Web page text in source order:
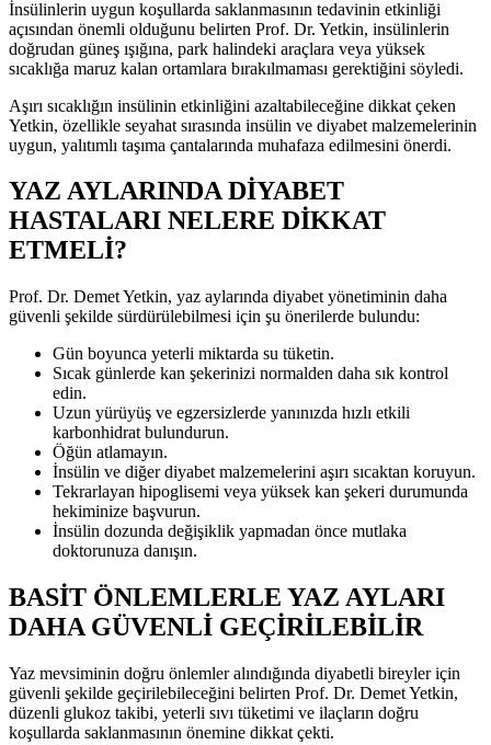
İnsülinlerin uygun koşullarda saklanmasının tedavinin etkinliği
açısından önemli olduğunu belirten Prof. Dr. Yetkin, insülinlerin
doğrudan güneş ışığına, park halindeki araçlara veya yüksek
sıcaklığa maruz kalan ortamlara bırakılmaması gerektiğini söyledi.
Aşırı sıcaklığın insülinin etkinliğini azaltabileceğine dikkat çeken
Yetkin, özellikle seyahat sırasında insülin ve diyabet malzemelerinin
uygun, yalıtımlı taşıma çantalarında muhafaza edilmesini önerdi.
YAZ AYLARINDA DİYABET
HASTALARI NELERE DİKKAT
ETMELİ?
Prof. Dr. Demet Yetkin, yaz aylarında diyabet yönetiminin daha
güvenli şekilde sürdürülebilmesi için şu önerilerde bulundu:
Gün boyunca yeterli miktarda su tüketin.
Sıcak günlerde kan şekerinizi normalden daha sık kontrol
edin.
Uzun yürüyüş ve egzersizlerde yanınızda hızlı etkili
karbonhidrat bulundurun.
Öğün atlamayın.
İnsülin ve diğer diyabet malzemelerini aşırı sıcaktan koruyun.
Tekrarlayan hipoglisemi veya yüksek kan şekeri durumunda
hekiminize başvurun.
İnsülin dozunda değişiklik yapmadan önce mutlaka
doktorunuza danışın.
BASİT ÖNLEMLERLE YAZ AYLARI
DAHA GÜVENLİ GEÇİRİLEBİLİR
Yaz mevsiminin doğru önlemler alındığında diyabetli bireyler için
güvenli şekilde geçirilebileceğini belirten Prof. Dr. Demet Yetkin,
düzenli glukoz takibi, yeterli sıvı tüketimi ve ilaçların doğru
koşullarda saklanmasının önemine dikkat çekti.